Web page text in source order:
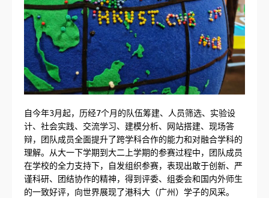
自今年3月起，历经7个月的队伍筹建、人员筛选、实验设
计、社会实践、交流学习、建模分析、网站搭建、现场答
辩，团队成员全面提升了跨学科合作的能力和对融合学科的
理解。从大一下学期到大二上学期的参赛过程中，团队成员
在学校的全力支持下，自发组织参赛，表现出敢于创新、严
谨科研、团结协作的精神，得到评委、组委会和国内外师生
的一致好评，向世界展现了港科大（广州）学子的风采。